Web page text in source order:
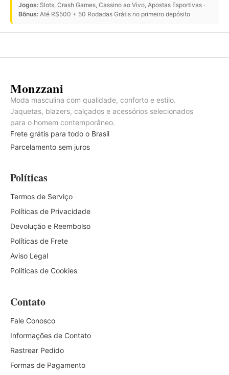
Jogos: Slots, Crash Games, Cassino ao Vivo, Apostas Esportivas ·
Bônus: Até R$500 + 50 Rodadas Grátis no primeiro depósito
Monzzani
Moda masculina com qualidade, conforto e estilo.
Jaquetas, blazers, calçados e acessórios selecionados
para o homem contemporâneo.
Frete grátis para todo o Brasil
Parcelamento sem juros
Políticas
Termos de Serviço
Políticas de Privacidade
Devolução e Reembolso
Políticas de Frete
Aviso Legal
Políticas de Cookies
Contato
Fale Conosco
Informações de Contato
Rastrear Pedido
Formas de Pagamento